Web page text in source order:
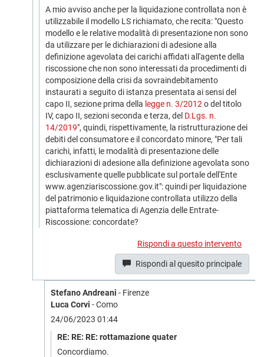
A mio avviso anche per la liquidazione controllata non è
utilizzabile il modello LS richiamato, che recita: "Questo
modello e le relative modalità di presentazione non sono
da utilizzare per le dichiarazioni di adesione alla
definizione agevolata dei carichi affidati all'agente della
riscossione che non sono interessati da procedimenti di
composizione della crisi da sovraindebitamento
instaurati a seguito di istanza presentata ai sensi del
capo II, sezione prima della legge n. 3/2012 o del titolo
IV, capo II, sezioni seconda e terza, del D.Lgs. n.
14/2019", quindi, rispettivamente, la ristrutturazione dei
debiti del consumatore e il concordato minore, "Per tali
carichi, infatti, le modalità di presentazione delle
dichiarazioni di adesione alla definizione agevolata sono
esclusivamente quelle pubblicate sul portale dell'Ente
www.agenziariscossione.gov.it": quindi per liquidazione
del patrimonio e liquidazione controllata utilizzo della
piattaforma telematica di Agenzia delle Entrate-
Riscossione: concordate?
Rispondi a questo intervento
Rispondi al quesito principale
Stefano Andreani - Firenze
Luca Corvi - Como
24/06/2023 01:44
RE: RE: RE: rottamazione quater
Concordiamo.